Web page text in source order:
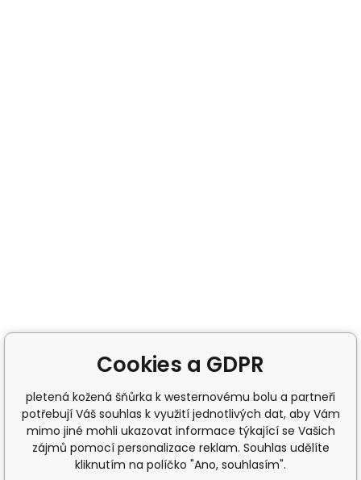
Cookies a GDPR
pletená kožená šňůrka k westernovému bolu a partneři
potřebují Váš souhlas k využití jednotlivých dat, aby Vám
mimo jiné mohli ukazovat informace týkající se Vašich
zájmů pomocí personalizace reklam. Souhlas udělíte
kliknutím na políčko "Ano, souhlasím".